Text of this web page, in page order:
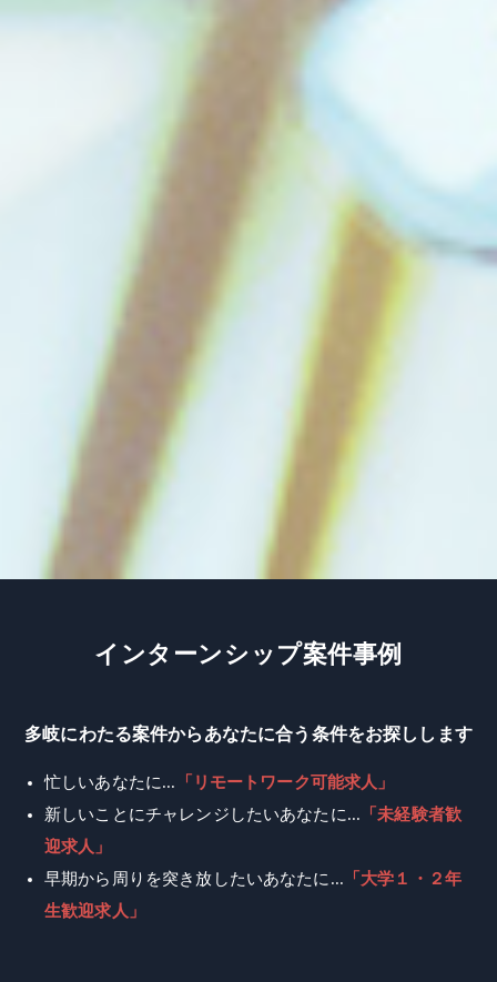
イ ンタ ーン シ ッ プ案件事例
多岐にわたる案件からあなたに合う条件をお探しします
忙しいあなたに... 「リモートワーク可能求人」
新しいことにチャレンジしたいあなたに... 「未経験者歓
迎求人」
早期から周りを突き放したいあなたに... 「大学１・２年
生歓迎求人」